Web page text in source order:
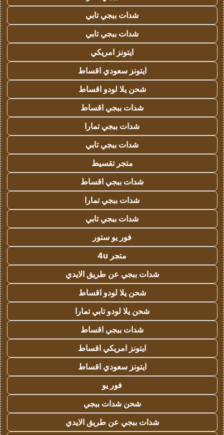
شدات ببجي تابي
شدات ببجي تابي
ايتونز امريكي
ايتونز سعودي اقساط
شحن يلا لودو اقساط
شدات ببجي اقساط
شدات ببجي تمارا
شدات ببجي تابي
متجر تقسيط
شدات ببجي اقساط
شدات ببجي تمارا
شدات ببجي تابي
فور يو ستور
متجر 4u
شدات ببجي عن طريق الايدي
شحن يلا لودو اقساط
شحن يلا لودو تابي تمارا
شدات ببجي اقساط
ايتونز امريكي اقساط
ايتونز سعودي اقساط
فور يو
شحن شدات ببجي
شدات ببجي عن طريق الايدي